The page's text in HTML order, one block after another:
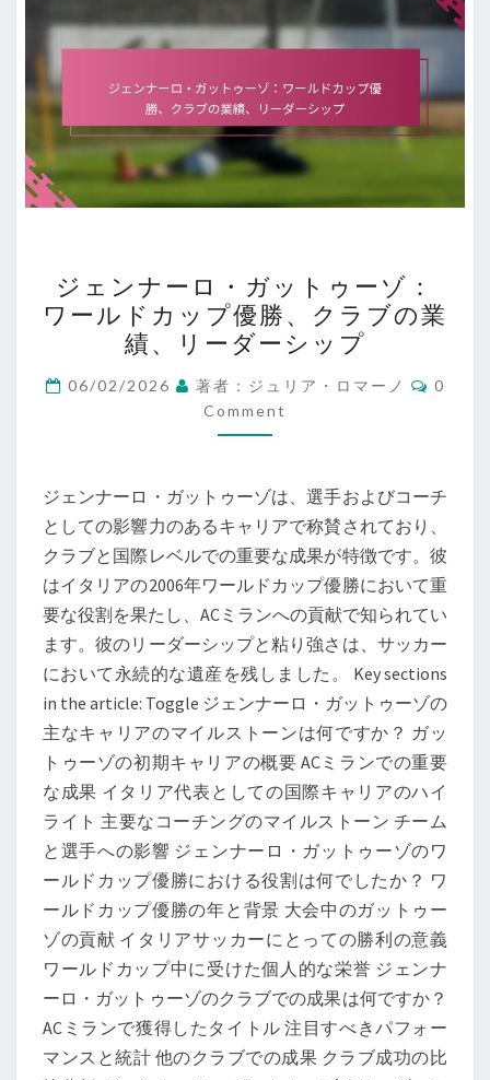
ェ
ン
ナ
ー
ロ・
ガ
ト
ゥ
ー
ゾ：
ワ
ー
ル
ド
カ
ッ
プ
優
勝、
ク
ラ
ブ
の
業
績、
リ
ジェンナーロ・ガットゥーゾ：
ワールドカップ優勝、クラブの業
績、リーダーシップ
06/02/2026 著者：ジュリア・ロマーノ
0
Comment
ジェンナーロ・ガットゥーゾは、選手およびコーチ
としての影響力のあるキャリアで称賛されており、
クラブと国際レベルでの重要な成果が特徴です。彼
はイタリアの2006年ワールドカップ優勝において重
要な役割を果たし、ACミランへの貢献で知られてい
ます。彼のリーダーシップと粘り強さは、サッカー
において永続的な遺産を残しました。 Key sections
in the article: Toggle ジェンナーロ・ガットゥーゾの
主なキャリアのマイルストーンは何ですか？ ガッ
トゥーゾの初期キャリアの概要 ACミランでの重要
な成果 イタリア代表としての国際キャリアのハイ
ライト 主要なコーチングのマイルストーン チーム
と選手への影響 ジェンナーロ・ガットゥーゾのワ
ールドカップ優勝における役割は何でしたか？ ワ
ールドカップ優勝の年と背景 大会中のガットゥー
ゾの貢献 イタリアサッカーにとっての勝利の意義
ワールドカップ中に受けた個人的な栄誉 ジェンナ
ーロ・ガットゥーゾのクラブでの成果は何ですか？
ACミランで獲得したタイトル 注目すべきパフォー
マンスと統計 他のクラブでの成果 クラブ成功の比